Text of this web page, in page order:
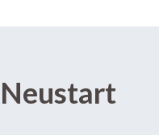
Neustart